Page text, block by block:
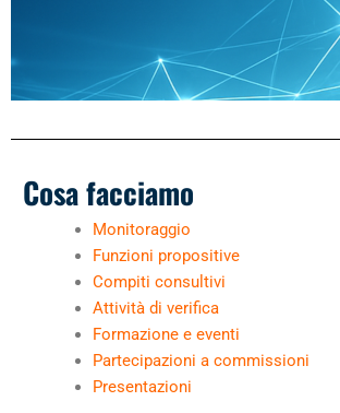
Cosa facciamo
Monitoraggio
Funzioni propositive
Compiti consultivi
Attività di verifica
Formazione e eventi
Partecipazioni a commissioni
Presentazioni